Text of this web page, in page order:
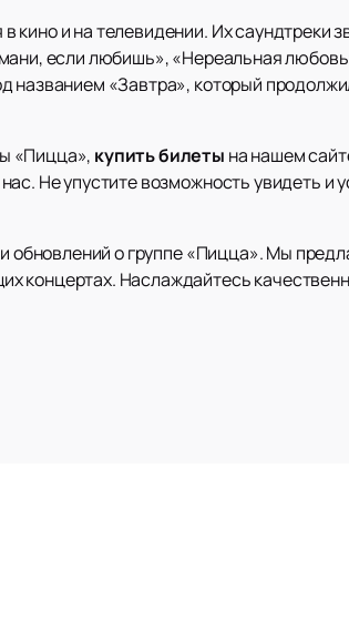
и на телевидении. Их саундтреки
если любишь», «Нереальная
названием «Завтра», который
«Пицца», купить билеты на нашем
Не упустите возможность увидеть
обновлений о группе «Пицца». Мы
концертах. Наслаждайтесь